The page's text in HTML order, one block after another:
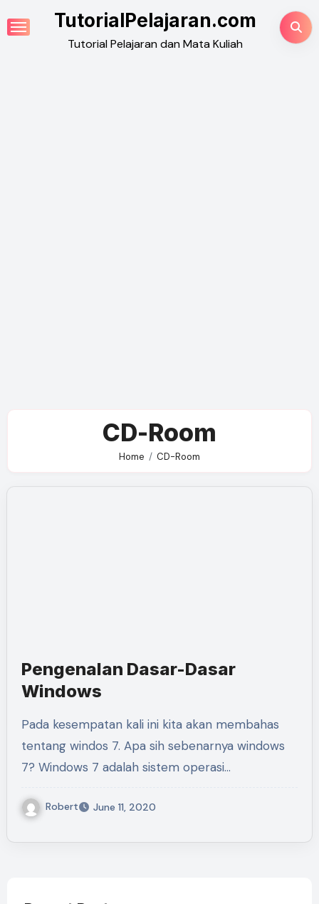
to
TutorialPelajaran.com
Tutorial Pelajaran dan Mata Kuliah
CD-Room
Home CD-Room
Pengenalan Dasar-Dasar
Windows
Pada kesempatan kali ini kita akan membahas
tentang windos 7. Apa sih sebenarnya windows
7? Windows 7 adalah sistem operasi…
Robert June 11, 2020